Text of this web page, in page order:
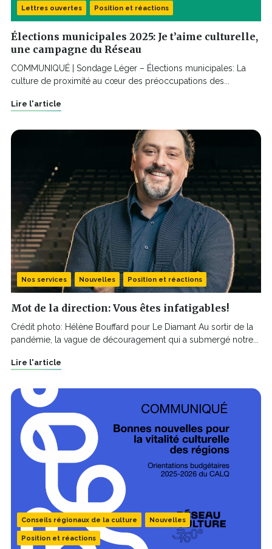
Lettres ouvertes Position et réactions
Élections municipales 2025: Je t’aime culturelle,
une campagne du Réseau
COMMUNIQUÉ | Sondage Léger – Élections municipales: La
culture de proximité au cœur des préoccupations des...
Lire l'article
Nos services Nouvelles Position et réactions
Mot de la direction: Vous êtes infatigables!
Crédit photo: Hélène Bouffard pour Le Diamant Au sortir de la
pandémie, la vague de découragement qui a submergé notre...
Lire l'article
Conseils régionaux de la culture Nouvelles
Position et réactions